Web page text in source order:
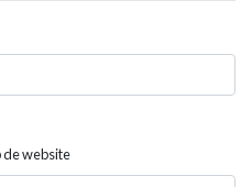
de website